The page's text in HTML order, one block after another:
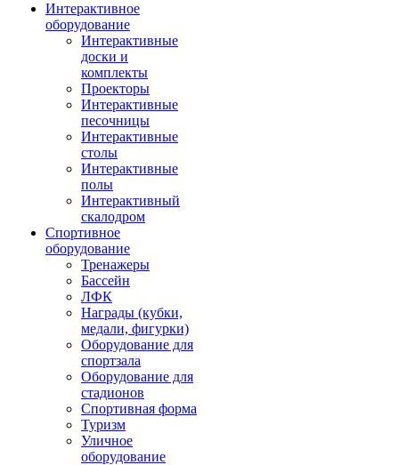
Интерактивное
оборудование
Интерактивные
доски и
комплекты
Проекторы
Интерактивные
песочницы
Интерактивные
столы
Интерактивные
полы
Интерактивный
скалодром
Спортивное
оборудование
Тренажеры
Бассейн
ЛФК
Награды (кубки,
медали, фигурки)
Оборудование для
спортзала
Оборудование для
стадионов
Спортивная форма
Туризм
Уличное
оборудование